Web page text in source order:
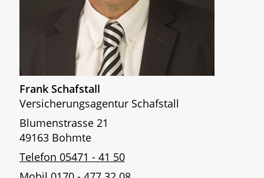
Frank Schafstall
Versicherungsagentur Schafstall
Blumenstrasse 21
49163 Bohmte
Telefon 05471 - 41 50